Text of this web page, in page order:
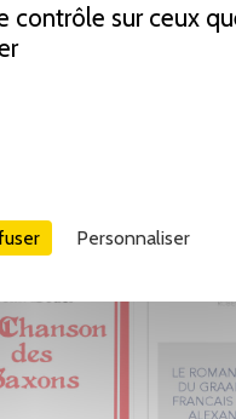
contrôle sur ceux
Personnaliser